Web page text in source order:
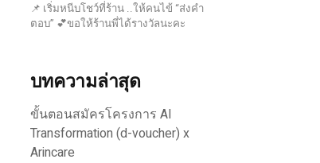
📌 เริ่มหนีบโชว์ที่ร้าน ..ให้คนไข้ “ส่งคำ
ตอบ” 💕ขอให้ร้านพี่ได้รางวัลนะคะ
บทความล่าสุด
ขั้นตอนสมัครโครงการ AI
Transformation (d-voucher) x
Arincare